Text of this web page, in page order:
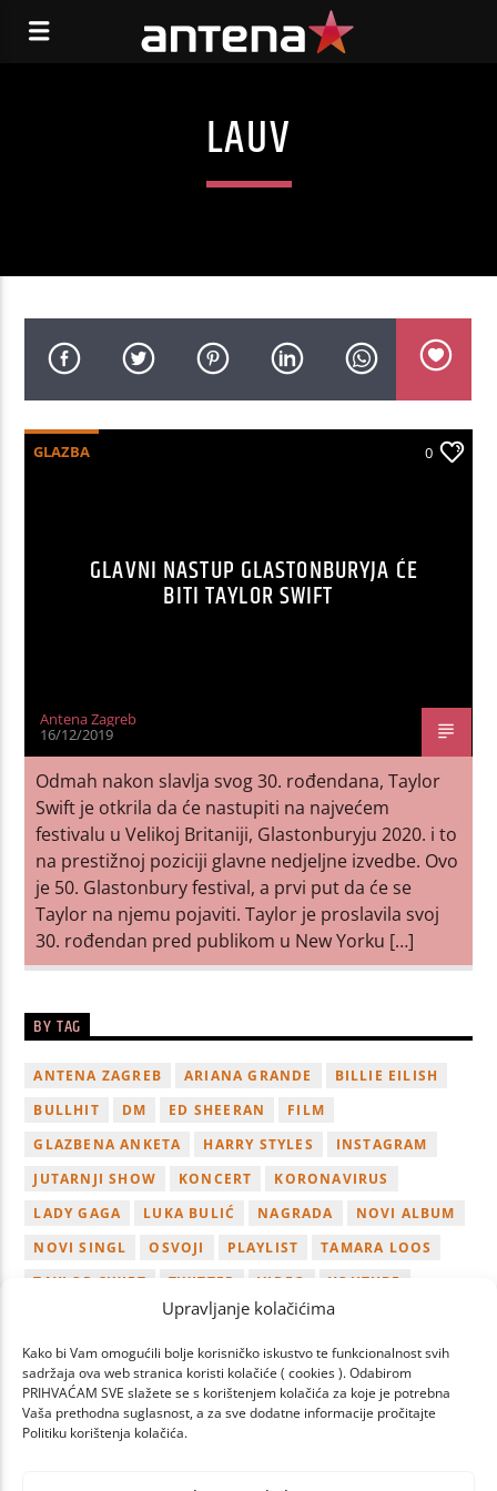
Upravljanje kolačićima
Kako bi Vam omogućili bolje korisničko iskustvo te funkcionalnost svih
sadržaja ova web stranica koristi kolačiće ( cookies ). Odabirom
PRIHVAĆAM SVE slažete se s korištenjem kolačića za koje je potrebna
Vaša prethodna suglasnost, a za sve dodatne informacije pročitajte
Politiku korištenja kolačića.
LAUV
GLAZBA 0
GLAVNI NASTUP GLASTONBURYJA ĆE
BITI TAYLOR SWIFT
Antena Zagreb
16/12/2019
Odmah nakon slavlja svog 30. rođendana, Taylor
Swift je otkrila da će nastupiti na najvećem
festivalu u Velikoj Britaniji, Glastonburyju 2020. i to
na prestižnoj poziciji glavne nedjeljne izvedbe. Ovo
je 50. Glastonbury festival, a prvi put da će se
Taylor na njemu pojaviti. Taylor je proslavila svoj
30. rođendan pred publikom u New Yorku […]
BY TAG
ANTENA ZAGREB ARIANA GRANDE
BILLIE EILISH
BULLHIT
DM ED SHEERAN
FILM
GLAZBENA ANKETA
HARRY STYLES
INSTAGRAM
JUTARNJI SHOW
KONCERT
KORONAVIRUS
LADY GAGA
LUKA BULIĆ NAGRADA
NOVI ALBUM
NOVI SINGL
OSVOJI PLAYLIST
TAMARA LOOS
TAYLOR SWIFT
TWITTER VIDEO
YOUTUBE